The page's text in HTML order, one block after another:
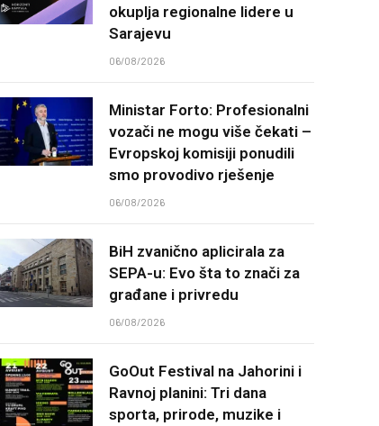
okuplja regionalne lidere u
Sarajevu
06/08/2026
Ministar Forto: Profesionalni
vozači ne mogu više čekati –
Evropskoj komisiji ponudili
smo provodivo rješenje
06/08/2026
BiH zvanično aplicirala za
SEPA-u: Evo šta to znači za
građane i privredu
06/08/2026
GoOut Festival na Jahorini i
Ravnoj planini: Tri dana
sporta, prirode, muzike i